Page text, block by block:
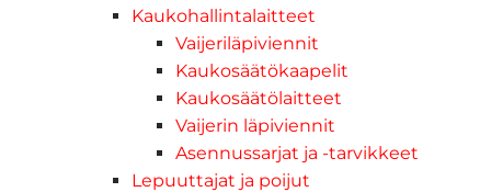
Kaukohallintalaitteet
Vaijeriläpiviennit
Kaukosäätökaapelit
Kaukosäätölaitteet
Vaijerin läpiviennit
Asennussarjat ja -tarvikkeet
Lepuuttajat ja poijut